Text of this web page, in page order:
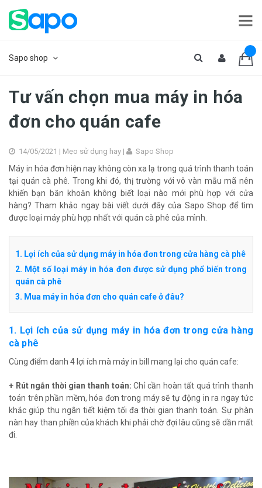
Sapo shop
Tư vấn chọn mua máy in hóa
đơn cho quán cafe
14/05/2021 | Mẹo sử dụng hay | Sapo Shop
Máy in hóa đơn hiện nay không còn xa lạ trong quá trình thanh toán
tại quán cà phê. Trong khi đó, thị trường với vô vàn mẫu mã nên
khiến bạn băn khoăn không biết loại nào mới phù hợp với cửa
hàng? Tham khảo ngay bài viết dưới đây của Sapo Shop để tìm
được loại máy phù hợp nhất với quán cà phê của mình.
1. Lợi ích của sử dụng máy in hóa đơn trong cửa hàng cà phê
2. Một số loại máy in hóa đơn được sử dụng phổ biến trong
quán cà phê
3. Mua máy in hóa đơn cho quán cafe ở đâu?
1. Lợi ích của sử dụng máy in hóa đơn trong cửa hàng
cà phê
Cùng điểm danh 4 lợi ích mà máy in bill mang lại cho quán cafe:
+ Rút ngắn thời gian thanh toán:Chỉ cần hoàn tất quá trình thanh
toán trên phần mềm, hóa đơn trong máy sẽ tự động in ra ngay tức
khắc giúp thu ngân tiết kiệm tối đa thời gian thanh toán. Sự phàn
nàn hay than phiền của khách khi phải chờ đợi lâu cũng sẽ dần mất
đi.